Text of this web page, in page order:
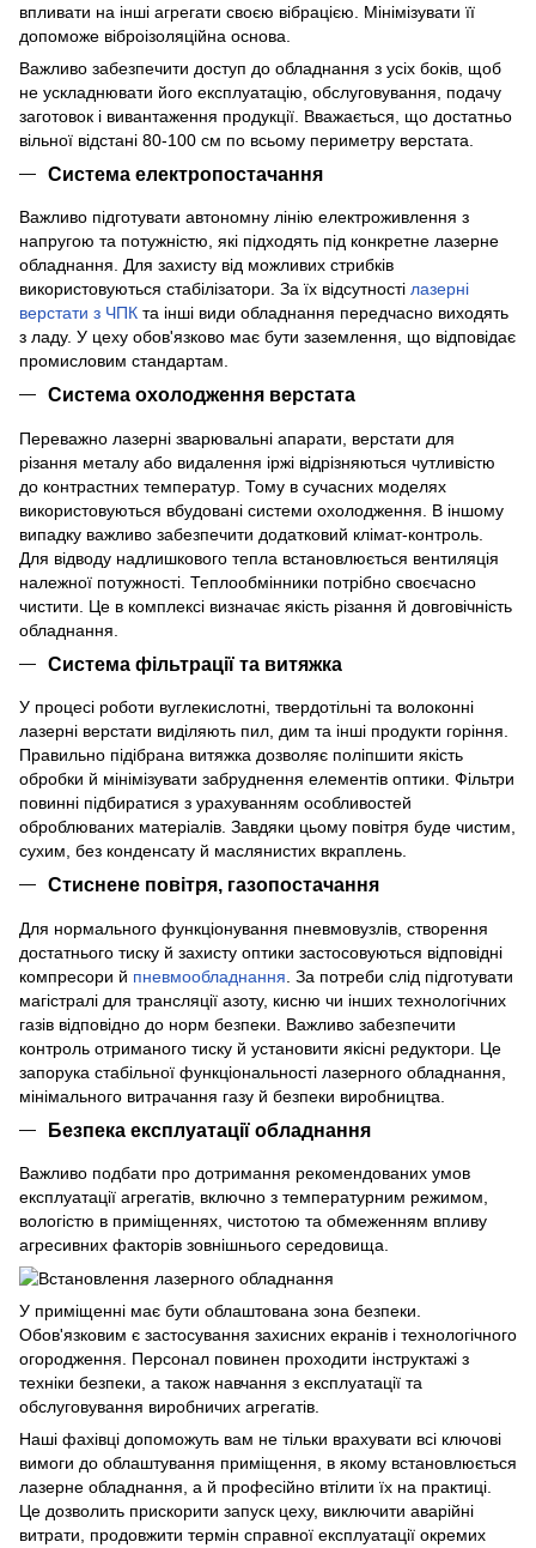
впливати на інші агрегати своєю вібрацією. Мінімізувати її
допоможе віброізоляційна основа.
Важливо забезпечити доступ до обладнання з усіх боків, щоб
не ускладнювати його експлуатацію, обслуговування, подачу
заготовок і вивантаження продукції. Вважається, що достатньо
вільної відстані 80-100 см по всьому периметру верстата.
Система електропостачання
Важливо підготувати автономну лінію електроживлення з
напругою та потужністю, які підходять під конкретне лазерне
обладнання. Для захисту від можливих стрибків
використовуються стабілізатори. За їх відсутності лазерні
верстати з ЧПК та інші види обладнання передчасно виходять
з ладу. У цеху обов'язково має бути заземлення, що відповідає
промисловим стандартам.
Система охолодження верстата
Переважно лазерні зварювальні апарати, верстати для
різання металу або видалення іржі відрізняються чутливістю
до контрастних температур. Тому в сучасних моделях
використовуються вбудовані системи охолодження. В іншому
випадку важливо забезпечити додатковий клімат-контроль.
Для відводу надлишкового тепла встановлюється вентиляція
належної потужності. Теплообмінники потрібно своєчасно
чистити. Це в комплексі визначає якість різання й довговічність
обладнання.
Система фільтрації та витяжка
У процесі роботи вуглекислотні, твердотільні та волоконні
лазерні верстати виділяють пил, дим та інші продукти горіння.
Правильно підібрана витяжка дозволяє поліпшити якість
обробки й мінімізувати забруднення елементів оптики. Фільтри
повинні підбиратися з урахуванням особливостей
оброблюваних матеріалів. Завдяки цьому повітря буде чистим,
сухим, без конденсату й маслянистих вкраплень.
Стиснене повітря, газопостачання
Для нормального функціонування пневмовузлів, створення
достатнього тиску й захисту оптики застосовуються відповідні
компресори й пневмообладнання . За потреби слід підготувати
магістралі для трансляції азоту, кисню чи інших технологічних
газів відповідно до норм безпеки. Важливо забезпечити
контроль отриманого тиску й установити якісні редуктори. Це
запорука стабільної функціональності лазерного обладнання,
мінімального витрачання газу й безпеки виробництва.
Безпека експлуатації обладнання
Важливо подбати про дотримання рекомендованих умов
експлуатації агрегатів, включно з температурним режимом,
вологістю в приміщеннях, чистотою та обмеженням впливу
агресивних факторів зовнішнього середовища.
У приміщенні має бути облаштована зона безпеки.
Обов'язковим є застосування захисних екранів і технологічного
огородження. Персонал повинен проходити інструктажі з
техніки безпеки, а також навчання з експлуатації та
обслуговування виробничих агрегатів.
Наші фахівці допоможуть вам не тільки врахувати всі ключові
вимоги до облаштування приміщення, в якому встановлюється
лазерне обладнання, а й професійно втілити їх на практиці.
Це дозволить прискорити запуск цеху, виключити аварійні
витрати, продовжити термін справної експлуатації окремих